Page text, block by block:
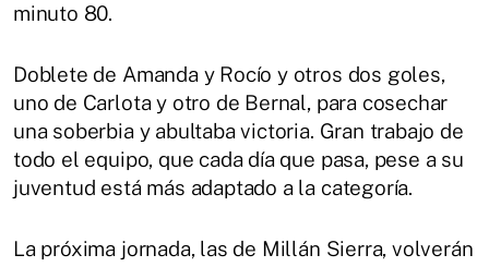
minuto 80.
Doblete de Amanda y Rocío y otros dos goles,
uno de Carlota y otro de Bernal, para cosechar
una soberbia y abultaba victoria. Gran trabajo de
todo el equipo, que cada día que pasa, pese a su
juventud está más adaptado a la categoría.
La próxima jornada, las de Millán Sierra, volverán